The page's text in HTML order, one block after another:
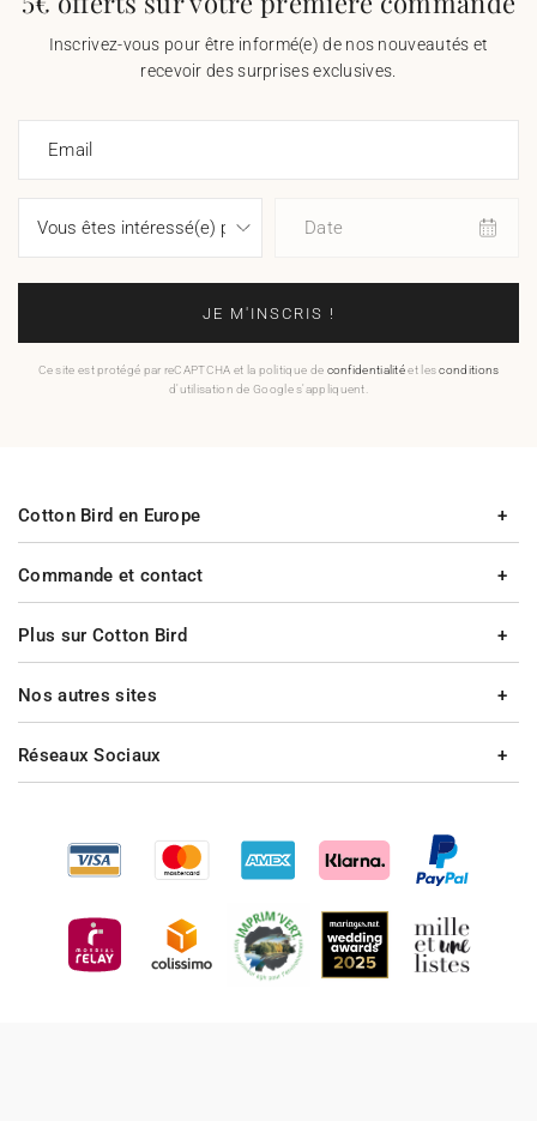
Inscrivez-vous pour être informé(e) de nos nouveautés et
recevoir des surprises exclusives.
Email
Date
JE M'INSCRIS !
Ce site est protégé par reCAPTCHA et la politique de confidentialitéet lesconditions
d'utilisation de Google s'appliquent.
Commande et contact
Plus sur Cotton Bird
Cotton Bird en Europe
Nos autres sites
Réseaux Sociaux